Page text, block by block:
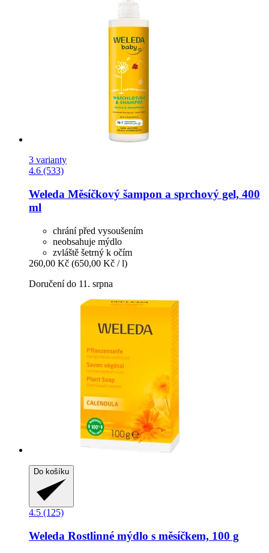
3 varianty
4.6 (533)
Weleda Měsíčkový šampon a sprchový gel, 400
ml
chrání před vysoušením
neobsahuje mýdlo
zvláště šetrný k očím
260,00 Kč (650,00 Kč / l)
Doručení do 11. srpna
Do košíku
4.5 (125)
Weleda Rostlinné mýdlo s měsíčkem, 100 g